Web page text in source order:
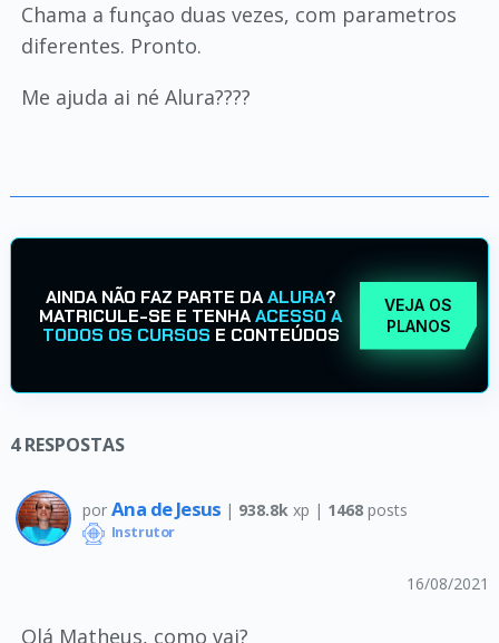
Chama a funçao duas vezes, com parametros
diferentes. Pronto.
Me ajuda ai né Alura????
AINDA NÃO FAZ PARTE DAALURA?
MATRICULE-SE E TENHAACESSO A
TODOS OS CURSOS E CONTEÚDOS
VEJA OS
PLANOS
4RESPOSTAS
por Ana de Jesus | 938.8k xp | 1468 posts
Instrutor
16/08/2021
Olá Matheus, como vai?